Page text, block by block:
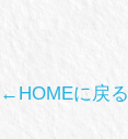
←HOMEに戻る